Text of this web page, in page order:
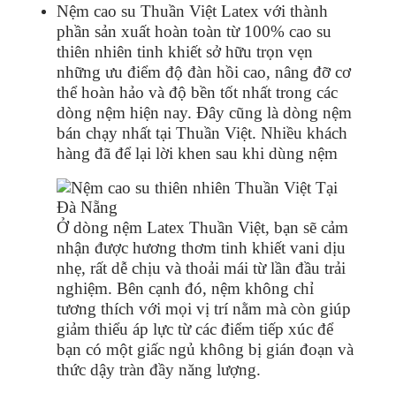
Nệm cao su Thuần Việt Latex với thành
phần sản xuất hoàn toàn từ 100% cao su
thiên nhiên tinh khiết sở hữu trọn vẹn
những ưu điểm độ đàn hồi cao, nâng đỡ cơ
thể hoàn hảo và độ bền tốt nhất trong các
dòng nệm hiện nay. Đây cũng là dòng nệm
bán chạy nhất tại Thuần Việt. Nhiều khách
hàng đã để lại lời khen sau khi dùng nệm
Ở dòng nệm Latex Thuần Việt, bạn sẽ cảm
nhận được hương thơm tinh khiết vani dịu
nhẹ, rất dễ chịu và thoải mái từ lần đầu trải
nghiệm. Bên cạnh đó, nệm không chỉ
tương thích với mọi vị trí nằm mà còn giúp
giảm thiểu áp lực từ các điểm tiếp xúc để
bạn có một giấc ngủ không bị gián đoạn và
thức dậy tràn đầy năng lượng.